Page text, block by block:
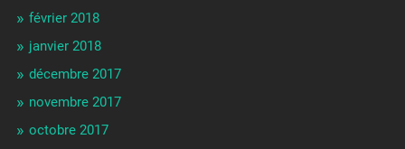
février 2018
janvier 2018
décembre 2017
novembre 2017
octobre 2017